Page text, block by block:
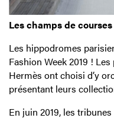
Les champs de
Les hippodromes
Fashion Week 2019 !
Hermès ont choisi d’y
présentant leurs
En juin 2019, les